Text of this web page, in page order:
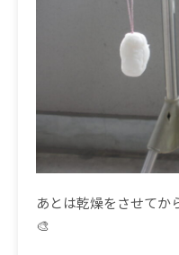
あとは乾燥をさせてか
🎨